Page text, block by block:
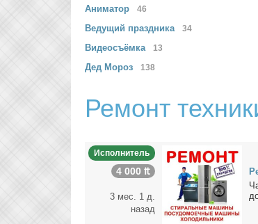
Аниматор 46
Ведущий праздника 34
Видеосъёмка 13
Дед Мороз 138
Ремонт
Исполнитель
4 000 ₶
3 мес. 1 д.
назад